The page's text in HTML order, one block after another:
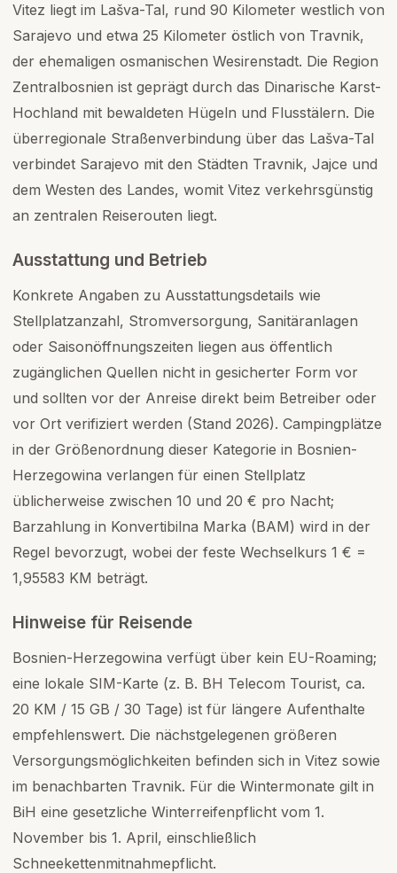
Vitez liegt im Lašva-Tal, rund 90 Kilometer westlich von
Sarajevo und etwa 25 Kilometer östlich von Travnik,
der ehemaligen osmanischen Wesirenstadt. Die Region
Zentralbosnien ist geprägt durch das Dinarische Karst-
Hochland mit bewaldeten Hügeln und Flusstälern. Die
überregionale Straßenverbindung über das Lašva-Tal
verbindet Sarajevo mit den Städten Travnik, Jajce und
dem Westen des Landes, womit Vitez verkehrsgünstig
an zentralen Reiserouten liegt.
Ausstattung und Betrieb
Konkrete Angaben zu Ausstattungsdetails wie
Stellplatzanzahl, Stromversorgung, Sanitäranlagen
oder Saisonöffnungszeiten liegen aus öffentlich
zugänglichen Quellen nicht in gesicherter Form vor
und sollten vor der Anreise direkt beim Betreiber oder
vor Ort verifiziert werden (Stand 2026). Campingplätze
in der Größenordnung dieser Kategorie in Bosnien-
Herzegowina verlangen für einen Stellplatz
üblicherweise zwischen 10 und 20 € pro Nacht;
Barzahlung in Konvertibilna Marka (BAM) wird in der
Regel bevorzugt, wobei der feste Wechselkurs 1 € =
1,95583 KM beträgt.
Hinweise für Reisende
Bosnien-Herzegowina verfügt über kein EU-Roaming;
eine lokale SIM-Karte (z. B. BH Telecom Tourist, ca.
20 KM / 15 GB / 30 Tage) ist für längere Aufenthalte
empfehlenswert. Die nächstgelegenen größeren
Versorgungsmöglichkeiten befinden sich in Vitez sowie
im benachbarten Travnik. Für die Wintermonate gilt in
BiH eine gesetzliche Winterreifenpflicht vom 1.
November bis 1. April, einschließlich
Schneekettenmitnahmepflicht.